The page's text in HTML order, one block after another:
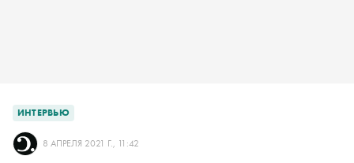
ИНТЕРВЬЮ
8 АПРЕЛЯ 2021 Г., 11:42